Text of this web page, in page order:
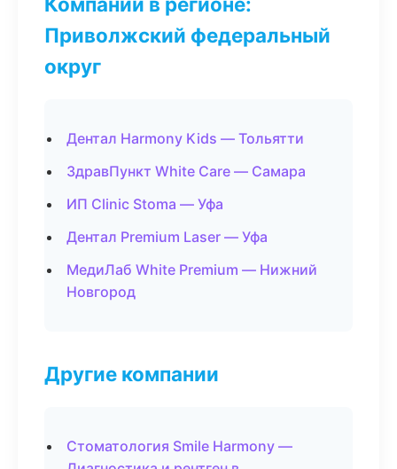
Приволжский федеральный
округ
Дентал Harmony Kids — Тольятти
ЗдравПункт White Care — Самара
ИП Clinic Stoma — Уфа
Дентал Premium Laser — Уфа
МедиЛаб White Premium — Нижний
Новгород
Другие компании
Стоматология Smile Harmony —